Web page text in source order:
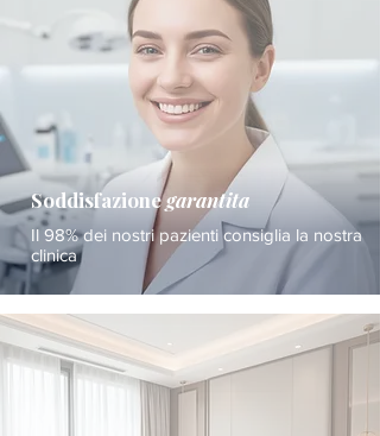
Soddisfazionegarantita
Il 98% dei nostri pazienti consiglia la nostra
clinica